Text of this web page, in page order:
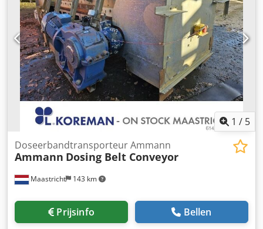
1 / 5
Maastricht 143 km
Doseerbandtransporteur Ammann
Ammann Dosing Belt Conveyor
Prijsinfo Bellen